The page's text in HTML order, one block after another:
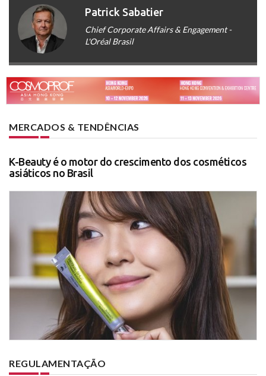
Patrick Sabatier
Chief Corporate Affairs & Engagement -
L'Oréal Brasil
MERCADOS & TENDÊNCIAS
K-Beauty é o motor do crescimento dos cosméticos
asiáticos no Brasil
REGULAMENTAÇÃO